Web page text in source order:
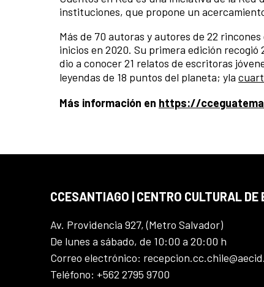
instituciones, que propone un
Más de 70 autoras y autores de 22
inicios en 2020. Su primera edición
dio a conocer 21 relatos de escritoras
leyendas de 18 puntos del planeta; yla
Más información en https://
CCESANTIAGO | CENTRO CULTURAL
Av. Providencia 927, (Metro Salvador)
De lunes a sábado, de 10:00 a 20:00 h
Correo electrónico:
Teléfono: +562 2795 9700